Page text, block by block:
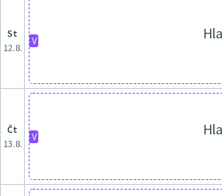
st
12.8.
V
čt
13.8.
V